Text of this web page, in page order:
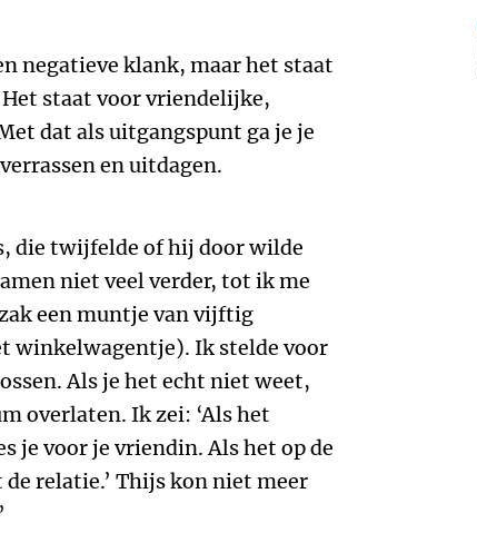
negatieve klank, maar het staat
staat voor vriendelijke,
dat als uitgangspunt ga je je
en uitdagen.
die twijfelde of hij door wilde
niet veel verder, tot ik me
een muntje van vijftig
winkelwagentje). Ik stelde voor
Als je het echt niet weet,
overlaten. Ik zei: ‘Als het
je voor je vriendin. Als het op de
relatie.’ Thijs kon niet meer